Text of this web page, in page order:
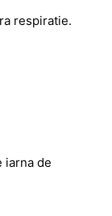
respiratie.
iarna de